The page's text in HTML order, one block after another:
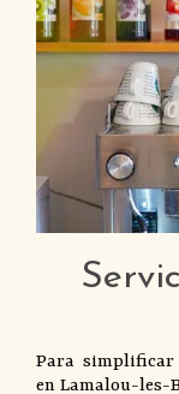
Para
en Lamalou-les-